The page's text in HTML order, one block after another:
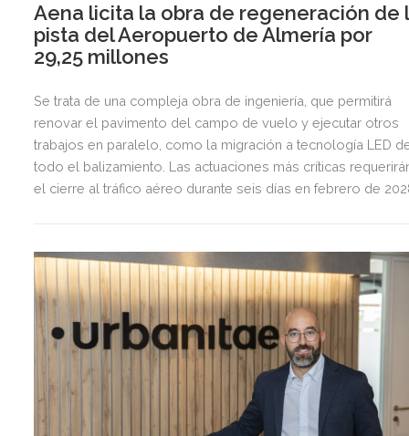
Aena licita la obra de regeneración de
pista del Aeropuerto de Almería por
29,25 millones
Se trata de una compleja obra de ingeniería, que permitirá
renovar el pavimento del campo de vuelo y ejecutar otros
trabajos en paralelo, como la migración a tecnología LED
todo el balizamiento. Las actuaciones más críticas
el cierre al tráfico aéreo durante seis días en febrero de